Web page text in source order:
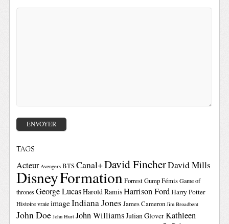
TAGS
Acteur Avengers BTSCanal+David FincherDavid Mills
DisneyFormationForrest GumpFémis Game of
thrones George LucasHarold RamisHarrison FordHarry Potter
Histoire vraie imageIndiana Jones James Cameron Jim Broadbent
John Doe John Hurt John WilliamsJulian GloverKathleen